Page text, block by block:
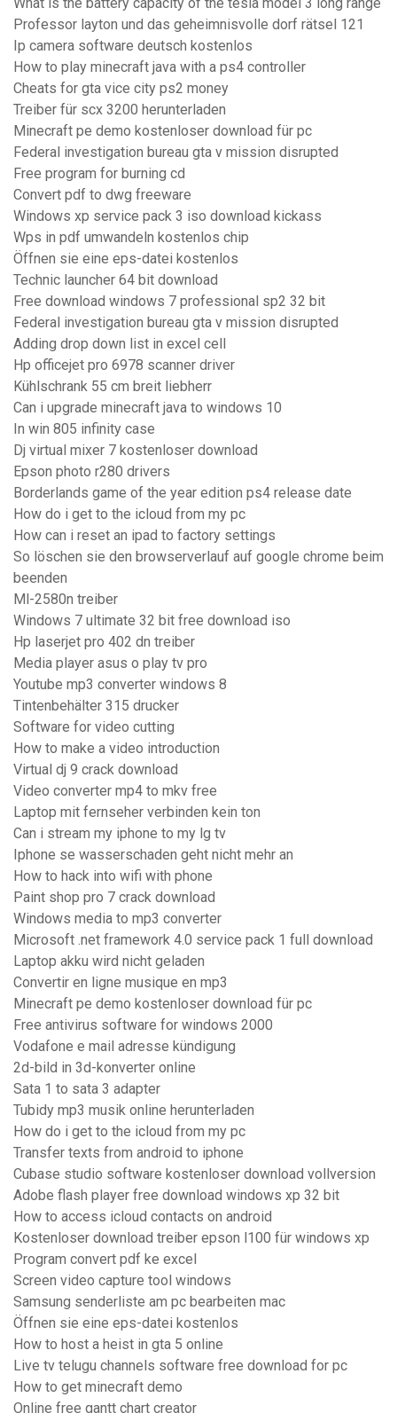
What is the battery capacity of the tesla model 3 long range
Professor layton und das geheimnisvolle dorf rätsel 121
Ip camera software deutsch kostenlos
How to play minecraft java with a ps4 controller
Cheats for gta vice city ps2 money
Treiber für scx 3200 herunterladen
Minecraft pe demo kostenloser download für pc
Federal investigation bureau gta v mission disrupted
Free program for burning cd
Convert pdf to dwg freeware
Windows xp service pack 3 iso download kickass
Wps in pdf umwandeln kostenlos chip
Öffnen sie eine eps-datei kostenlos
Technic launcher 64 bit download
Free download windows 7 professional sp2 32 bit
Federal investigation bureau gta v mission disrupted
Adding drop down list in excel cell
Hp officejet pro 6978 scanner driver
Kühlschrank 55 cm breit liebherr
Can i upgrade minecraft java to windows 10
In win 805 infinity case
Dj virtual mixer 7 kostenloser download
Epson photo r280 drivers
Borderlands game of the year edition ps4 release date
How do i get to the icloud from my pc
How can i reset an ipad to factory settings
So löschen sie den browserverlauf auf google chrome beim
beenden
Ml-2580n treiber
Windows 7 ultimate 32 bit free download iso
Hp laserjet pro 402 dn treiber
Media player asus o play tv pro
Youtube mp3 converter windows 8
Tintenbehälter 315 drucker
Software for video cutting
How to make a video introduction
Virtual dj 9 crack download
Video converter mp4 to mkv free
Laptop mit fernseher verbinden kein ton
Can i stream my iphone to my lg tv
Iphone se wasserschaden geht nicht mehr an
How to hack into wifi with phone
Paint shop pro 7 crack download
Windows media to mp3 converter
Microsoft .net framework 4.0 service pack 1 full download
Laptop akku wird nicht geladen
Convertir en ligne musique en mp3
Minecraft pe demo kostenloser download für pc
Free antivirus software for windows 2000
Vodafone e mail adresse kündigung
2d-bild in 3d-konverter online
Sata 1 to sata 3 adapter
Tubidy mp3 musik online herunterladen
How do i get to the icloud from my pc
Transfer texts from android to iphone
Cubase studio software kostenloser download vollversion
Adobe flash player free download windows xp 32 bit
How to access icloud contacts on android
Kostenloser download treiber epson l100 für windows xp
Program convert pdf ke excel
Screen video capture tool windows
Samsung senderliste am pc bearbeiten mac
Öffnen sie eine eps-datei kostenlos
How to host a heist in gta 5 online
Live tv telugu channels software free download for pc
How to get minecraft demo
Online free gantt chart creator